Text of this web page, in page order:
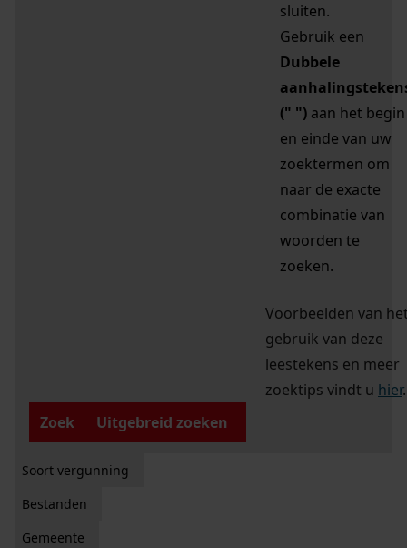
sluiten.
Gebruik een
Dubbele
(" ") aan het begin
en einde van uw
zoektermen om
naar de exacte
combinatie van
woorden te
zoeken.
Voorbeelden van
gebruik van deze
leestekens en meer
zoektips vindt u hier.
Zoek
Uitgebreid zoeken
Soort vergunning
Bestanden
Gemeente